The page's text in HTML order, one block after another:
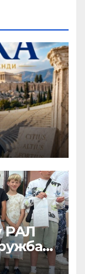
РАЛ